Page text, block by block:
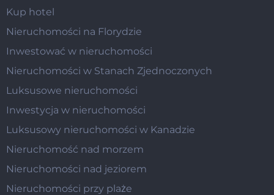
Kup hotel
Nieruchomości na Florydzie
Inwestować w nieruchomości
Nieruchomości w Stanach Zjednoczonych
Luksusowe nieruchomości
Inwestycja w nieruchomości
Luksusowy nieruchomości w Kanadzie
Nieruchomość nad morzem
Nieruchomości nad jeziorem
Nieruchomości przy plaże